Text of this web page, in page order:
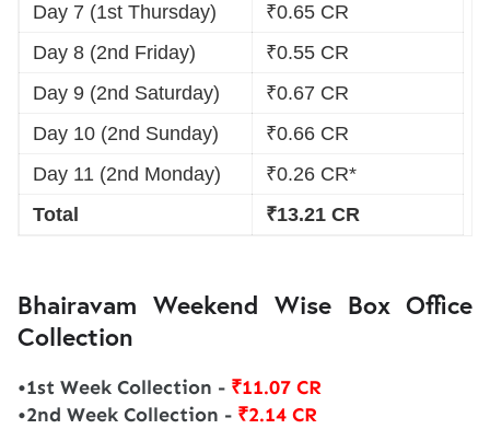
Day 7 (1st Thursday)
₹0.65 CR
Day 8 (2nd Friday)
₹0.55 CR
Day 9 (2nd Saturday)
₹0.67 CR
Day 10 (2nd Sunday)
₹0.66 CR
Day 11 (2nd Monday)
₹0.26 CR*
Total
₹13.21 CR
Bhairavam Weekend Wise Box Office
Collection
•1st Week Collection - ₹11.07 CR
•2nd Week Collection - ₹2.14 CR